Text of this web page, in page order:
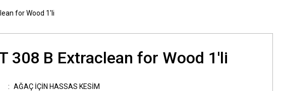
for Wood 1'li
308 B Extraclean for Wood 1'li
AĞAÇ İÇİN HASSAS KESİM